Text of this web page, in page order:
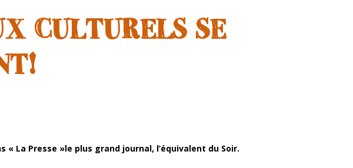
CULTURELS SE
La Presse »le plus grand journal, l’équivalent du Soir.